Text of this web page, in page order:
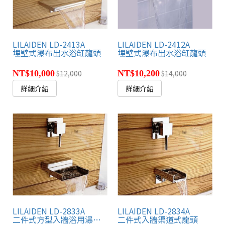
LILAIDEN LD-2413A
埋壁式瀑布出水浴缸龍頭
NT$10,000$12,000
詳細介紹
LILAIDEN LD-2412A
埋壁式瀑布出水浴缸龍頭
NT$10,200$14,000
詳細介紹
LILAIDEN LD-2833A
二件式方型入牆浴用瀑布龍頭
LILAIDEN LD-2834A
二件式入牆渠道式龍頭